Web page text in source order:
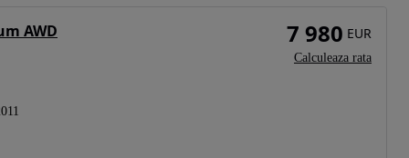
AWD 7 980 EUR
Calculeaza rata